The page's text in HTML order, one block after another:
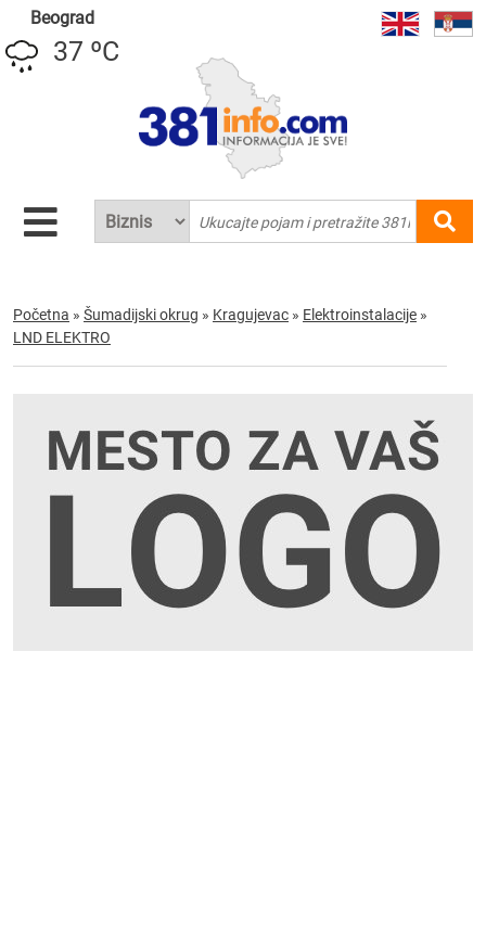
Beograd
37 ºC
Početna » Šumadijski okrug » Kragujevac » Elektroinstalacije »
LND ELEKTRO